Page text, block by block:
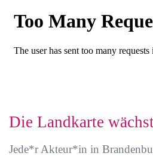
Die Landkarte
Jede*r Akteur*in in